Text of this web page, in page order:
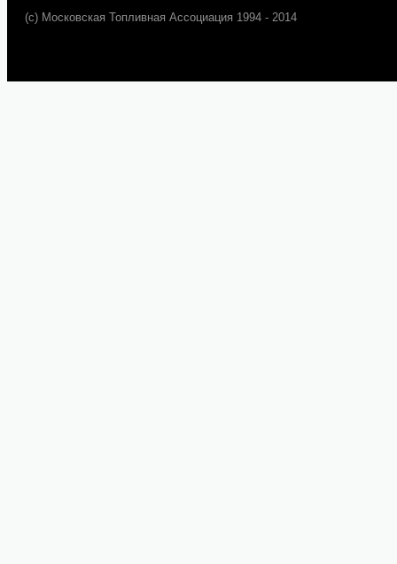
(c) Московская Топливная Ассоциация 1994 - 2014